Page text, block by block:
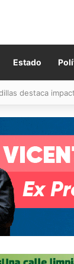
Estado
reporta